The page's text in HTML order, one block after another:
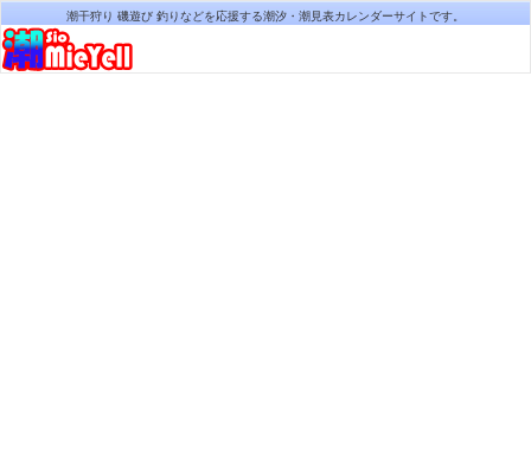
潮干狩り 磯遊び 釣りなどを応援する潮汐・潮見表カレンダーサイトです。